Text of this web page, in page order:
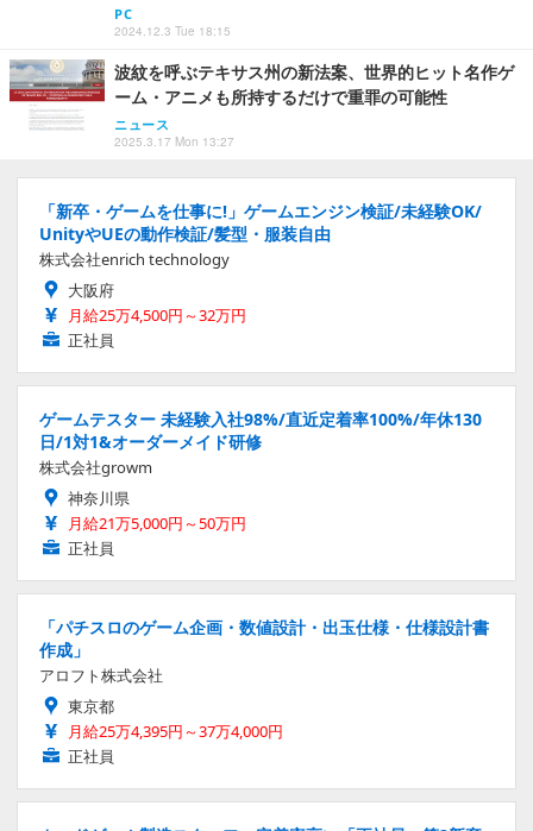
PC
2024.12.3 Tue 18:15
波紋を呼ぶテキサス州の新法案、世界的ヒット名作ゲ
ーム・アニメも所持するだけで重罪の可能性
ニュース
2025.3.17 Mon 13:27
「新卒・ゲームを仕事に!」ゲームエンジン検証/未経験OK/
UnityやUEの動作検証/髪型・服装自由
株式会社enrich technology
大阪府
月給25万4,500円～32万円
正社員
ゲームテスター 未経験入社98%/直近定着率100%/年休130
日/1対1&オーダーメイド研修
株式会社growm
神奈川県
月給21万5,000円～50万円
正社員
「パチスロのゲーム企画・数値設計・出玉仕様・仕様設計書
作成」
アロフト株式会社
東京都
月給25万4,395円～37万4,000円
正社員